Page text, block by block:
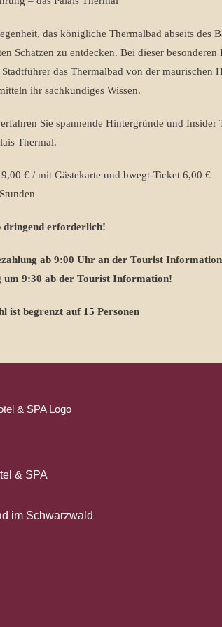
das königliche Thermalbad abseits des
Schätzen zu entdecken. Bei dieser besonderen
das Thermalbad von der maurischen
ihr sachkundiges Wissen.
Sie spannende Hintergründe und Insider
Thermal.
€ / mit Gästekarte und bwegt-Ticket 6,00 €
dringend erforderlich!
ab 9:00 Uhr an der Tourist
um 9:30 ab der Tourist Information!
ist begrenzt auf 15 Personen
& SPA
im Schwarzwald